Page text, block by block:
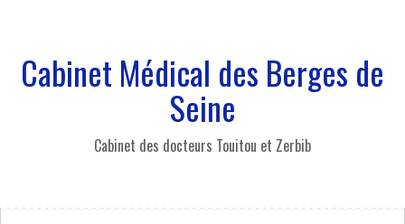
t
Cabinet Médical des Berges de
Seine
Cabinet des docteurs Touitou et Zerbib